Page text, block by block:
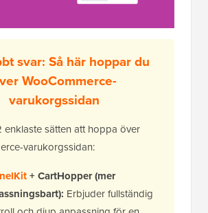
svar: Så här hoppar du
WooCommerce-
varukorgssidan
enklaste sätten att hoppa över
varukorgssidan:
+ CartHopper (mer
Erbjuder fullständig